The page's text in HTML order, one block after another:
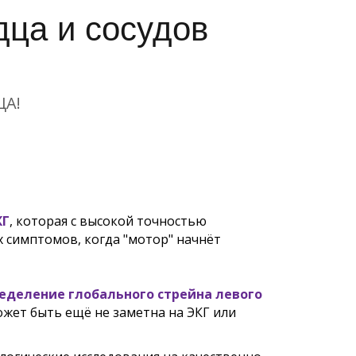
и сосудов
, которая с высокой точностью
когда "мотор" начнёт
глобального стрейна левого
быть ещё не заметна на ЭКГ или